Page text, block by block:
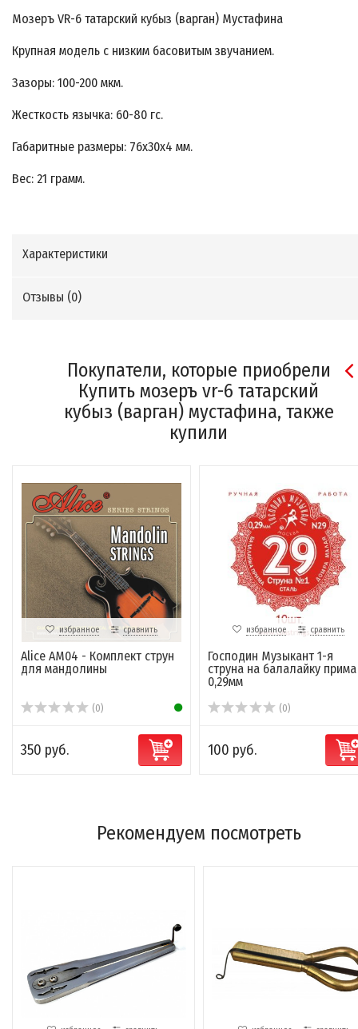
Мозеръ VR-6 татарский кубыз (варган) Мустафина
Крупная модель с низким басовитым звучанием.
Зазоры: 100-200 мкм.
Жесткость язычка: 60-80 гс.
Габаритные размеры: 76х30х4 мм.
Вес: 21 грамм.
Характеристики
Отзывы (0)
Покупатели, которые приобрели
Купить мозеръ vr-6 татарский
кубыз (варган) мустафина, также
купили
избранное сравнить
Alice AM04 - Комплект струн
для мандолины
(0)
350 руб.
избранное сравнить
Господин Музыкант 1-я
струна на балалайку прима
0,29мм
(0)
100 руб.
Рекомендуем посмотреть